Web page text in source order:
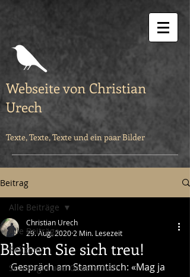
Webseite von Christian
Urech
Texte, Texte, Texte und ein paar Bilder
Beitrag
Alle Beiträge
Religion
Soziologie und Gesellschaft
Alle Beiträge
Bleiben Sie sich treu!
Christian Urech
29. Aug. 2020 2 Min. Lesezeit
Gespräch am Stammtisch: «Mag ja